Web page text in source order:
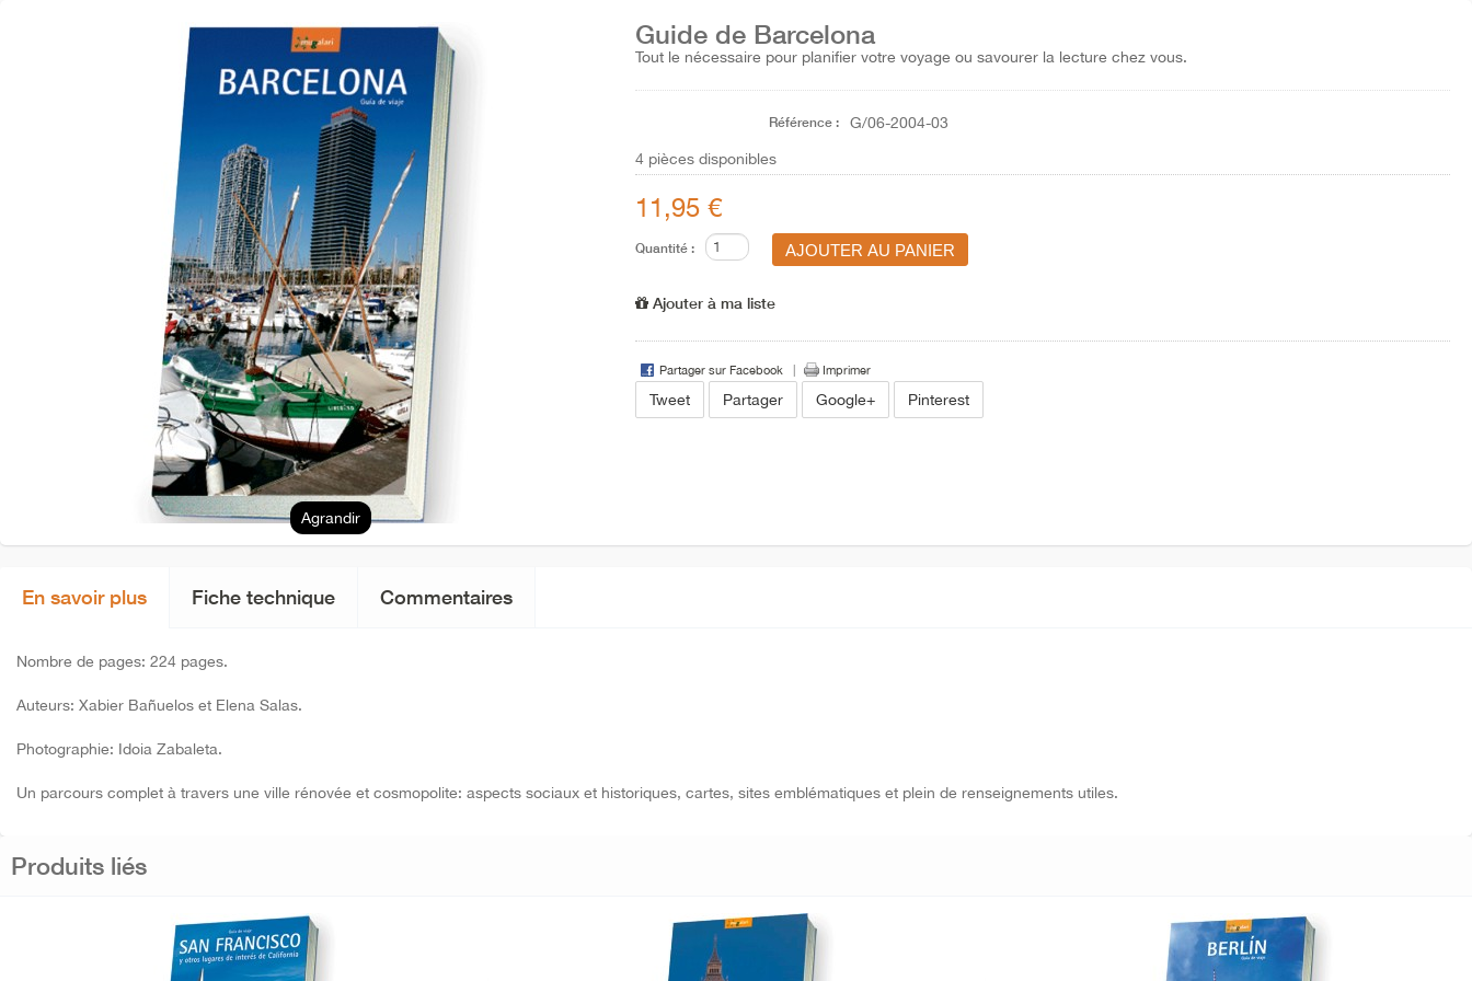
Agrandir
Guide de Barcelona
Tout le nécessaire pour planifier votre voyage ou savourer la lecture chez vous.
Référence : G/06-2004-03
4 pièces disponibles
11,95 €
Quantité :
Ajouter à ma liste
Partager sur Facebook Imprimer
Tweet Partager Google+ Pinterest
En savoir plus Fiche technique Commentaires
Nombre de pages: 224 pages.
Auteurs: Xabier Bañuelos et Elena Salas.
Photographie: Idoia Zabaleta.
Un parcours complet à travers une ville rénovée et cosmopolite: aspects sociaux et historiques, cartes, sites emblématiques et plein de renseignements utiles.
Produits liés